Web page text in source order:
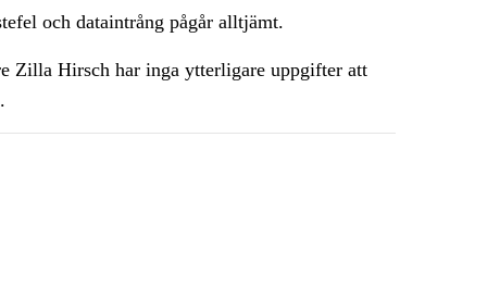
och dataintrång pågår alltjämt.
Zilla Hirsch har inga ytterligare uppgifter att